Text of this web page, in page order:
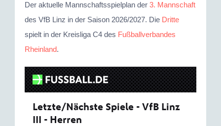
Der aktuelle Mannschaftsspielplan der 3. Mannschaft
des VfB Linz in der Saison 2026/2027. Die Dritte
spielt in der Kreisliga C4 des Fußballverbandes
Rheinland.